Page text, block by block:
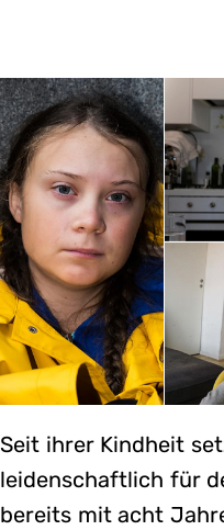
Seit ihrer Kindheit
leidenschaftlich für
bereits mit acht